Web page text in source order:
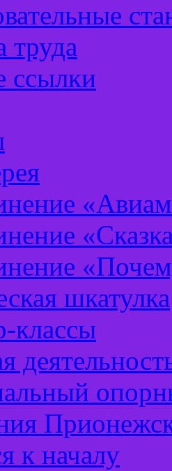
труда
ссылки
шкатулка
классы
к началу